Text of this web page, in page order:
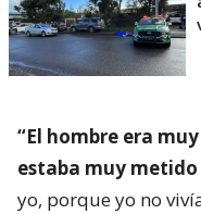
“El hombre era
estaba muy
yo, porque yo no